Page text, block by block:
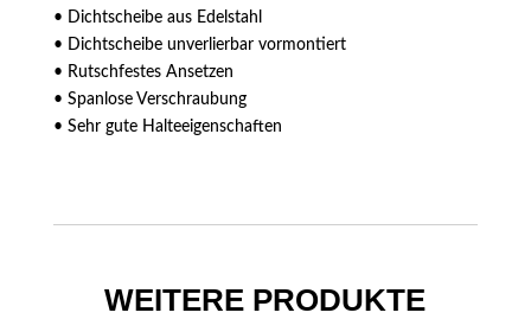
• Dichtscheibe aus Edelstahl
• Dichtscheibe unverlierbar vormontiert
• Rutschfestes Ansetzen
• Spanlose Verschraubung
• Sehr gute Halteeigenschaften
WEITERE PRODUKTE